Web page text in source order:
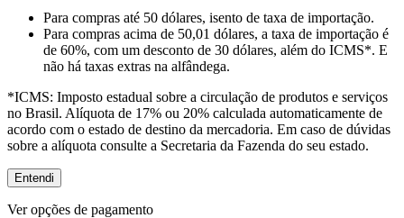
Para compras até 50 dólares, isento de taxa de importação.
Para compras acima de 50,01 dólares, a taxa de importação é
de 60%, com um desconto de 30 dólares, além do ICMS*. E
não há taxas extras na alfândega.
*ICMS: Imposto estadual sobre a circulação de produtos e serviços
no Brasil. Alíquota de 17% ou 20% calculada automaticamente de
acordo com o estado de destino da mercadoria. Em caso de dúvidas
sobre a alíquota consulte a Secretaria da Fazenda do seu estado.
Entendi
Ver opções de pagamento